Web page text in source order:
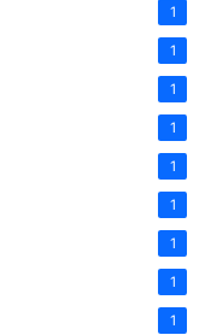
1
1
1
1
1
1
1
1
1